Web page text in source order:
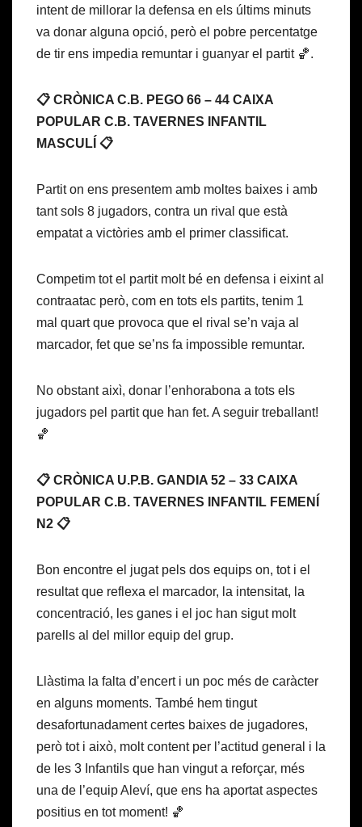
intent de millorar la defensa en els últims minuts
va donar alguna opció, però el pobre percentatge
de tir ens impedia remuntar i guanyar el partit 🏀.
📋 CRÒNICA C.B. PEGO 66 – 44 CAIXA
POPULAR C.B. TAVERNES INFANTIL
MASCULÍ 📋
Partit on ens presentem amb moltes baixes i amb
tant sols 8 jugadors, contra un rival que està
empatat a victòries amb el primer classificat.
Competim tot el partit molt bé en defensa i eixint al
contraatac però, com en tots els partits, tenim 1
mal quart que provoca que el rival se’n vaja al
marcador, fet que se’ns fa impossible remuntar.
No obstant aixì, donar l’enhorabona a tots els
jugadors pel partit que han fet. A seguir treballant!
🏀
📋 CRÒNICA U.P.B. GANDIA 52 – 33 CAIXA
POPULAR C.B. TAVERNES INFANTIL FEMENÍ
N2 📋
Bon encontre el jugat pels dos equips on, tot i el
resultat que reflexa el marcador, la intensitat, la
concentració, les ganes i el joc han sigut molt
parells al del millor equip del grup.
Llàstima la falta d’encert i un poc més de caràcter
en alguns moments. També hem tingut
desafortunadament certes baixes de jugadores,
però tot i això, molt content per l’actitud general i la
de les 3 Infantils que han vingut a reforçar, més
una de l’equip Aleví, que ens ha aportat aspectes
positius en tot moment! 🏀